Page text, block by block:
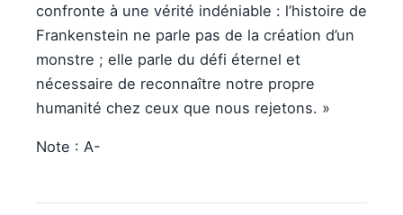
confronte à une vérité indéniable : l’histoire de
Frankenstein ne parle pas de la création d’un
monstre ; elle parle du défi éternel et
nécessaire de reconnaître notre propre
humanité chez ceux que nous rejetons. »
Note : A-